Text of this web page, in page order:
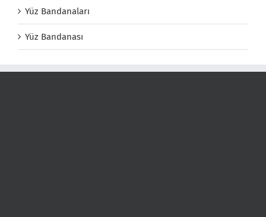
Yüz Bandanaları
Yüz Bandanası